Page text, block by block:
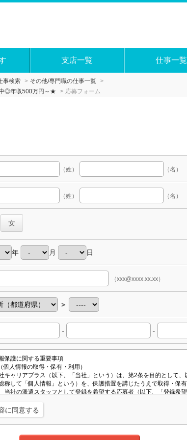
支店一覧 仕事一覧
事検索
その他/専門職の仕事一覧
中◎年収500万円～★
応募フォーム
（姓） （名）
（姓） （名）
女
年 月 日
（xxx@xxxx.xx.xx）
＞
- -
に同意する